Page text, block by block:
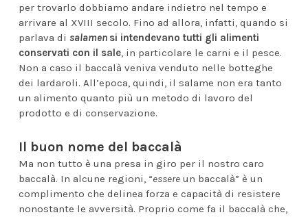
per trovarlo dobbiamo andare indietro nel tempo e
arrivare al XVIII secolo. Fino ad allora, infatti, quando si
parlava di salamen si intendevano tutti gli alimenti
conservati con il sale, in particolare le carni e il pesce.
Non a caso il baccalà veniva venduto nelle botteghe
dei lardaroli. All’epoca, quindi, il salame non era tanto
un alimento quanto più un metodo di lavoro del
prodotto e di conservazione.
Il buon nome del baccalà
Ma non tutto è una presa in giro per il nostro caro
baccalà. In alcune regioni, “essere un baccalà” è un
complimento che delinea forza e capacità di resistere
nonostante le avversità. Proprio come fa il baccalà che,